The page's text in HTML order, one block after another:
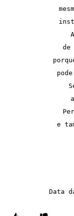
de
e
Data